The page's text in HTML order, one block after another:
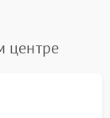
центре